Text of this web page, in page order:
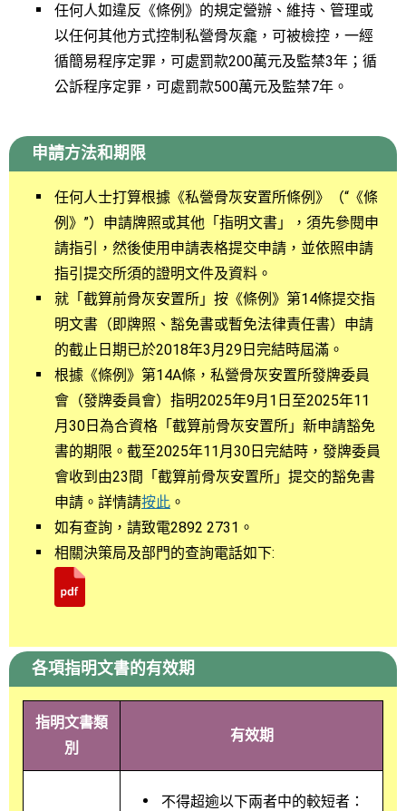
任何人如違反《條例》的規定營辦、維持、管理或
以任何其他方式控制私營骨灰龕，可被檢控，一經
循簡易程序定罪，可處罰款200萬元及監禁3年；循
公訴程序定罪，可處罰款500萬元及監禁7年。
申請方法和期限
任何人士打算根據《私營骨灰安置所條例》（“《條
例》”）申請牌照或其他「指明文書」，須先參閱申
請指引，然後使用申請表格提交申請，並依照申請
指引提交所須的證明文件及資料。
就「截算前骨灰安置所」按《條例》第14條提交指
明文書（即牌照、豁免書或暫免法律責任書）申請
的截止日期已於2018年3月29日完結時屆滿。
根據《條例》第14A條，私營骨灰安置所發牌委員
會（發牌委員會）指明2025年9月1日至2025年11
月30日為合資格「截算前骨灰安置所」新申請豁免
書的期限。截至2025年11月30日完結時，發牌委員
會收到由23間「截算前骨灰安置所」提交的豁免書
申請。詳情請按此 。
如有查詢，請致電2892 2731。
相關決策局及部門的查詢電話如下:
各項指明文書的有效期
指明文書類
別
有效期
不得超逾以下兩者中的較短者：